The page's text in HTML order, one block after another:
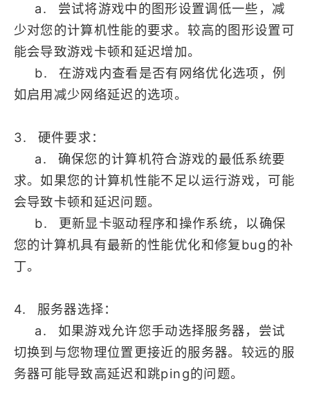
a. 尝试将游戏中的图形设置调低一些，减
少对您的计算机性能的要求。较高的图形设置可
能会导致游戏卡顿和延迟增加。
b. 在游戏内查看是否有网络优化选项，例
如启用减少网络延迟的选项。
3. 硬件要求：
a. 确保您的计算机符合游戏的最低系统要
求。如果您的计算机性能不足以运行游戏，可能
会导致卡顿和延迟问题。
b. 更新显卡驱动程序和操作系统，以确保
您的计算机具有最新的性能优化和修复bug的补
丁。
4. 服务器选择：
a. 如果游戏允许您手动选择服务器，尝试
切换到与您物理位置更接近的服务器。较远的服
务器可能导致高延迟和跳ping的问题。